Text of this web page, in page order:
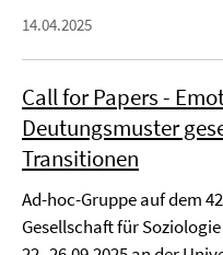
14.04.2025
Call for Papers -
Deutungsmuster
Transitionen
Ad-hoc-Gruppe auf dem
Gesellschaft für